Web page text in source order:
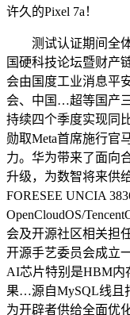
许久的Pixel 7a！
测试认证期间全体
国硬科技论坛暨财产
会由国度工业消息平
会、中国…超等国产
持续四个季度实现同
勋取Meta首席施行官
力。华为带来了面向
升级，为数智将来供
FORESEE UNCIA
OpenCloudOS/
会及开源社区相关担
开源手艺委员会成立
AI芯片特别是HBM内
果…源自MySQL线且
为开辟者供给全面优